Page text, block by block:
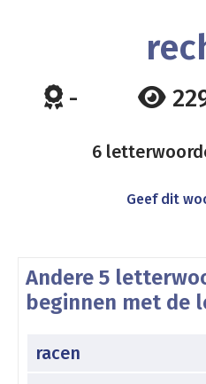
-
6
Geef dit
Andere 5
beginnen met de
racen